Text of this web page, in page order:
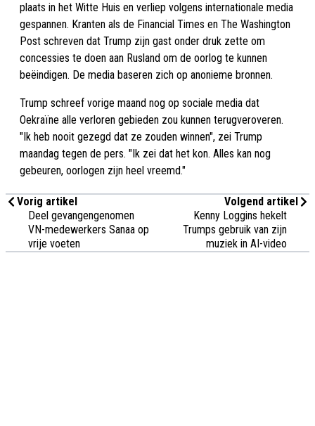
plaats in het Witte Huis en verliep volgens internationale media
gespannen. Kranten als de Financial Times en The Washington
Post schreven dat Trump zijn gast onder druk zette om
concessies te doen aan Rusland om de oorlog te kunnen
beëindigen. De media baseren zich op anonieme bronnen.
Trump schreef vorige maand nog op sociale media dat
Oekraïne alle verloren gebieden zou kunnen terugveroveren.
"Ik heb nooit gezegd dat ze zouden winnen", zei Trump
maandag tegen de pers. "Ik zei dat het kon. Alles kan nog
gebeuren, oorlogen zijn heel vreemd."
Vorig artikel
Deel gevangengenomen
VN-medewerkers Sanaa op
vrije voeten
Volgend artikel
Kenny Loggins hekelt
Trumps gebruik van zijn
muziek in AI-video